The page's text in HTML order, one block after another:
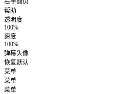
右手翻页
帮助
透明度
100%
速度
100%
弹幕头像
恢复默认
菜单
菜单
菜单